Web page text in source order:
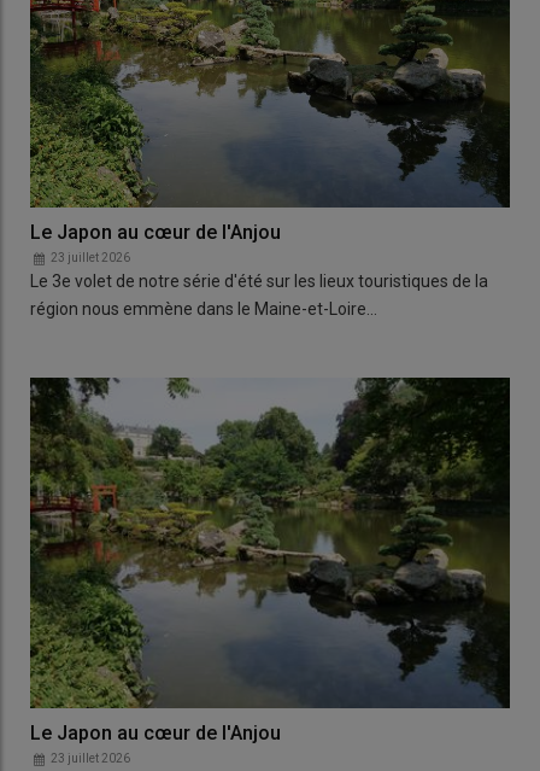
Le Japon au cœur de l'Anjou
23 juillet 2026
Le 3e volet de notre série d'été sur les lieux touristiques de la
région nous emmène dans le Maine-et-Loire…
Le Japon au cœur de l'Anjou
23 juillet 2026